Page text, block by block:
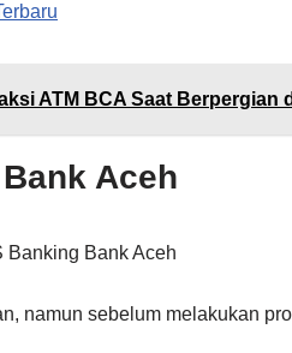
ATM BCA Saat Berpergian
Aceh
namun sebelum melakukan